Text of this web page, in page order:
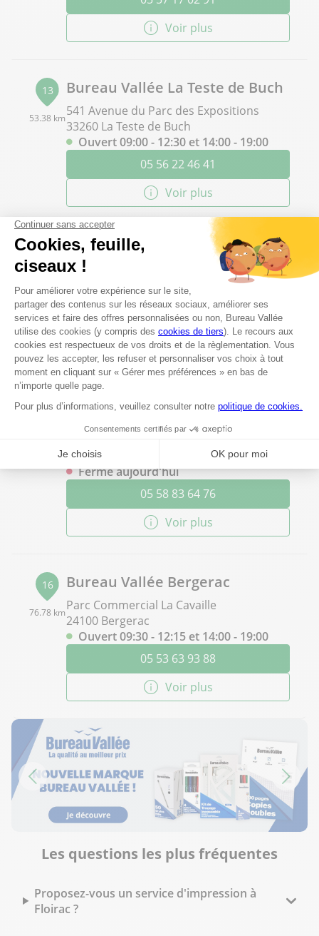
Voir plus
13
53.38 km
Bureau Vallée La Teste de Buch
541 Avenue du Parc des Expositions
33260 La Teste de Buch
Ouvert 09:00 - 12:30 et 14:00 - 19:00
05 56 22 46 41
Voir plus
14 Bureau Vallée Marmande
Avenue François Mitterrand
47200 Marmande
Ouvert 09:00 - 12:30 et 13:30 - 19:00
05 53 64 79 00
Voir plus
70.19 km
Bureau Vallée Biscarrosse
40600 Biscarrosse
Fermé aujourd'hui
05 58 83 64 76
Voir plus
16
76.78 km
Bureau Vallée Bergerac
Parc Commercial La Cavaille
24100 Bergerac
Ouvert 09:30 - 12:15 et 14:00 - 19:00
05 53 63 93 88
Voir plus
Les questions les plus fréquentes
Proposez-vous un service d'impression à
Floirac ?